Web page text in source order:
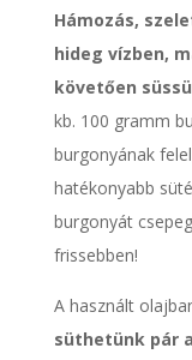
Hámozás,
hideg vízben,
követően
kb. 100 gramm
burgonyának
hatékonyabb
burgonyát
frissebben!
A használt
süthetünk pár